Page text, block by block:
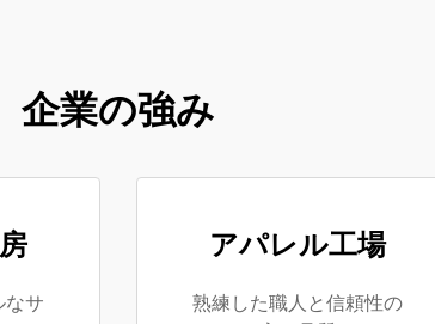
企業の強み
なサ
アパレル工場
熟練した職人と信頼性の